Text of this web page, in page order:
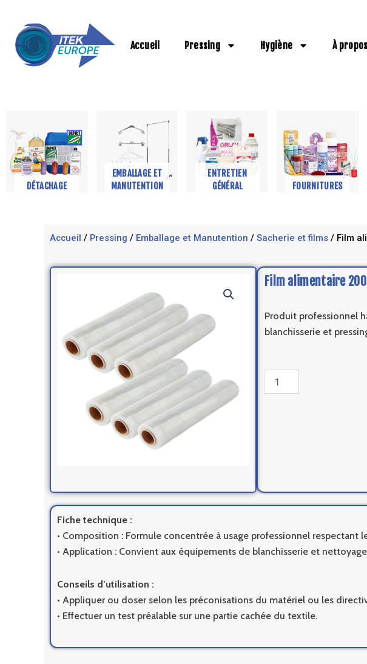
contenu
Accueil Pressing Hygiène À propos
DÉTACHAGE
EMBALLAGE ET
MANUTENTION
ENTRETIEN
GÉNÉRAL
FOURNITURES
Accueil / Pressing / Emballage et Manutention / Sacherie et films / Film
Film alimentaire
Produit professionnel
blanchisserie et
Fiche technique :
• Composition : Formule concentrée à usage professionnel respectant
• Application : Convient aux équipements de blanchisserie et
Conseils d’utilisation :
• Appliquer ou doser selon les préconisations du matériel ou les
• Effectuer un test préalable sur une partie cachée du textile.